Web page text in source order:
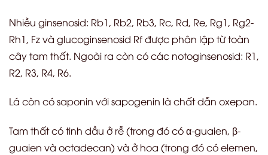
Nhiều ginsenosid: Rb1, Rb2, Rb3, Rc, Rd, Re, Rg1, Rg2-
Rh1, Fz và glucoginsenosid Rf được phân lập từ toàn
cây tam thất. Ngoài ra còn có các notoginsenosid: R1,
R2, R3, R4, R6.
Lá còn có saponin với sapogenin là chất dẫn oxepan.
Tam thất có tinh dầu ở rễ (trong đó có α-guaien, β-
guaien và octadecan) và ở hoa (trong đó có elemen,